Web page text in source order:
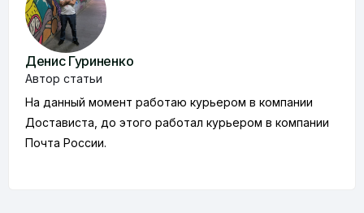
Денис Гуриненко
Автор статьи
На данный момент работаю курьером в компании
Достависта, до этого работал курьером в компании
Почта России.